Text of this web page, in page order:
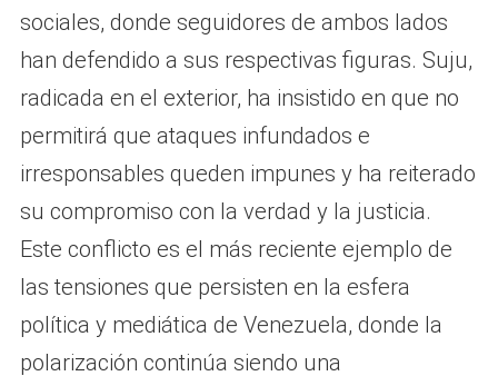
sociales, donde seguidores de ambos lados
han defendido a sus respectivas figuras. Suju,
radicada en el exterior, ha insistido en que no
permitirá que ataques infundados e
irresponsables queden impunes y ha reiterado
su compromiso con la verdad y la justicia.
Este conflicto es el más reciente ejemplo de
las tensiones que persisten en la esfera
política y mediática de Venezuela, donde la
polarización continúa siendo una